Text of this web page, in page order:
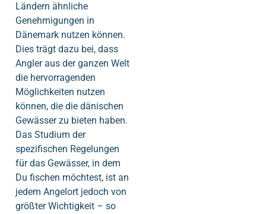
Ländern ähnliche
Genehmigungen in
Dänemark nutzen können.
Dies trägt dazu bei, dass
Angler aus der ganzen Welt
die hervorragenden
Möglichkeiten nutzen
können, die die dänischen
Gewässer zu bieten haben.
Das Studium der
spezifischen Regelungen
für das Gewässer, in dem
Du fischen möchtest, ist an
jedem Angelort jedoch von
größter Wichtigkeit – so